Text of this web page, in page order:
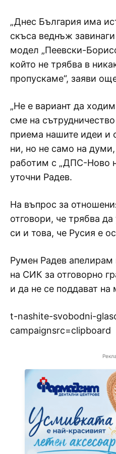
„Днес България има
скъса веднъж
модел „Пеевски-
който не трябва в
пропускаме“, заяви
„Не е вариант да
сме на
приема нашите идеи и
ни, но не само на
работим с „ДПС-Ново
уточни Радев.
На въпрос за
отговори, че трябва
си и това, че Русия е
Румен Радев
на СИК за отговорно
и да не се поддават на
t-nashite-svobodni-
campaignsrc=clipboard